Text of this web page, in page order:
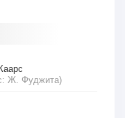
Ж. Фуджита)